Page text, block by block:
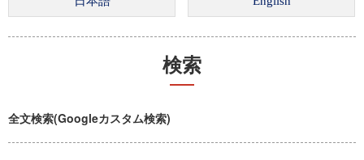
検索
全文検索(Googleカスタム検索)